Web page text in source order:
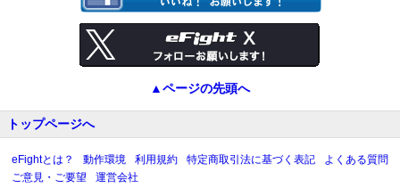
▲ページの先頭へ
トップページへ
eFightとは？ 動作環境 利用規約 特定商取引法に基づく表記
よくある質問
ご意見・ご要望
運営会社